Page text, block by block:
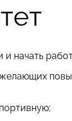
начать